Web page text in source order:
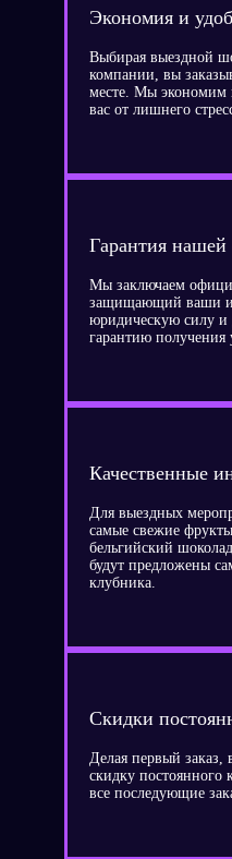
Экономия и
Выбирая выездной
компании, вы
месте. Мы экономим
вас от лишнего
Гарантия нашей
Мы заключаем
защищающий ваши
юридическую силу и
гарантию получения
Качественные
Для выездных
самые свежие
бельгийский
будут предложены
клубника.
Скидки
Делая первый заказ,
скидку постоянного
все последующие